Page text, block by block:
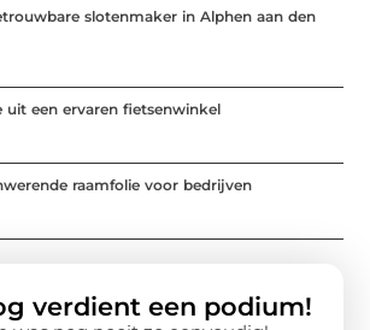
slotenmaker in Alphen aan den
uit een ervaren fietsenwinkel
raamfolie voor bedrijven
verdient een podium!